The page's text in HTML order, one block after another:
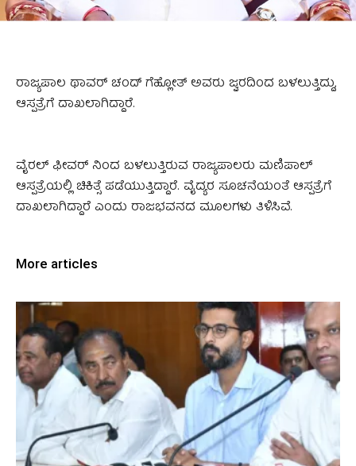
ರಾಜ್ಯಪಾಲ ಥಾವರ್ ಚಂದ್ ಗೆಹ್ಲೋತ್ ಅವರು ಜ್ವರದಿಂದ ಬಳಲುತ್ತಿದ್ದು,
ಆಸ್ಪತ್ರೆಗೆ ದಾಖಲಾಗಿದ್ದಾರೆ.
ವೈರಲ್ ಫೀವರ್ ನಿಂದ ಬಳಲುತ್ತಿರುವ ರಾಜ್ಯಪಾಲರು ಮಣಿಪಾಲ್
ಆಸ್ಪತ್ರೆಯಲ್ಲಿ ಚಿಕಿತ್ಸೆ ಪಡೆಯುತ್ತಿದ್ದಾರೆ. ವೈದ್ಯರ ಸೂಚನೆಯಂತೆ ಆಸ್ಪತ್ರೆಗೆ
ದಾಖಲಾಗಿದ್ದಾರೆ ಎಂದು ರಾಜಭವನದ ಮೂಲಗಳು ತಿಳಿಸಿವೆ.
More articles